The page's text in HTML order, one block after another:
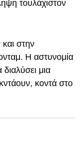
τουλάχιστον
στην
Η αστυνομία
μια
κοντά στο